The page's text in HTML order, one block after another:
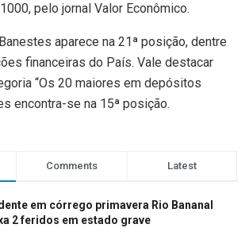
pelo jornal Valor Econômico.
aparece na 21ª posição, dentre
financeiras do País. Vale destacar
“Os 20 maiores em depósitos
encontra-se na 15ª posição.
Comments Latest
em córrego primavera Rio Bananal
2 feridos em estado grave